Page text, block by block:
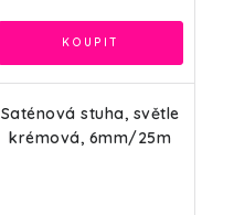
Saténová stuha, světle
krémová, 6mm/25m